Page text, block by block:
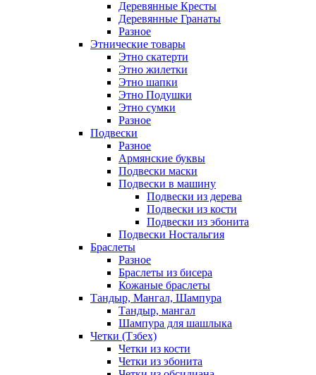
Деревянные Кресты
Деревянные Гранаты
Разное
Этнические товары
Этно скатерти
Этно жилетки
Этно шапки
Этно Подушки
Этно сумки
Разное
Подвески
Разное
Армянские буквы
Подвески маски
Подвески в машину
Подвески из дерева
Подвески из кости
Подвески из эбонита
Подвески Ностальгия
Браслеты
Разное
Браслеты из бисера
Кожаные браслеты
Тандыр, Мангал, Шампура
Тандыр, мангал
Шампура для шашлыка
Четки (Тзбех)
Четки из кости
Четки из эбонита